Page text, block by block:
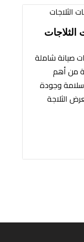
صيانة شاملة
من أهم
سلامة وجودة
الثلاجة